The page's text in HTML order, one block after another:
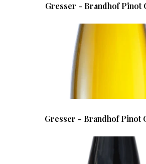
Gresser - Brandhof Pinot
Gresser - Brandhof Pinot